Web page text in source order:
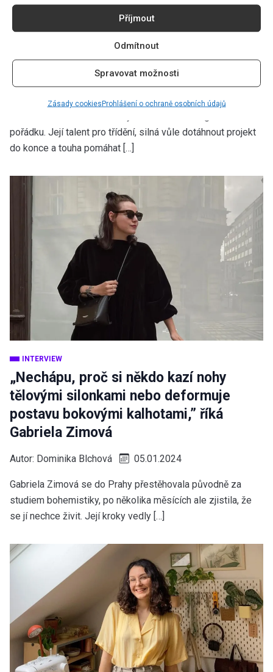
Příjmout
Odmítnout
Spravovat možnosti
Zásady cookiesProhlášení o ochraně osobních údajů
„Pro nás ženy je těžké připustit, že
nezvládáme něco tak banálního jako
pořádek,” říká Jitka Pastrňáková
Autor:Dominika Blchová 06.01.2024
pořádku. Její talent pro třídění, silná vůle dotáhnout projekt
do konce a touha pomáhat […]
INTERVIEW
„Nechápu, proč si někdo kazí nohy
tělovými silonkami nebo deformuje
postavu bokovými kalhotami,” říká
Gabriela Zimová
Autor: Dominika Blchová 05.01.2024
Gabriela Zimová se do Prahy přestěhovala původně za
studiem bohemistiky, po několika měsících ale zjistila, že
se jí nechce živit. Její kroky vedly […]